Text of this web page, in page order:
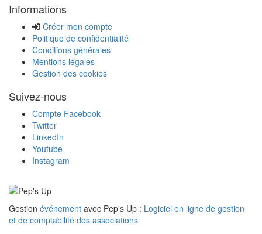
Informations
Créer mon compte
Politique de confidentialité
Conditions générales
Mentions légales
Gestion des cookies
Suivez-nous
Compte Facebook
Twitter
LinkedIn
Youtube
Instagram
Gestion événement avec Pep's Up : Logiciel en ligne de gestion
et de comptabilité des associations